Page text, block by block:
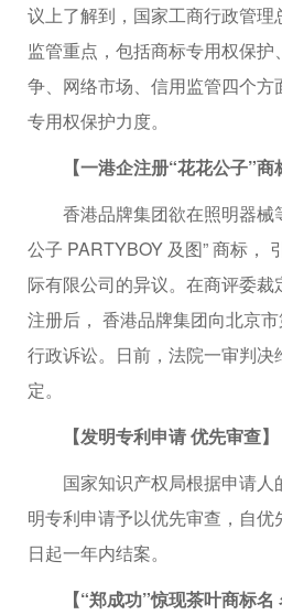
议上了解到，国家工商行政管
监管重点，包括商标专用权保
争、网络市场、信用监管四个
专用权保护力度。
【一港企注册“花花公子”商
香港品牌集团欲在照明器械
公子 PARTYBOY 及图” 商标，
际有限公司的异议。在商评委
注册后， 香港品牌集团向北京
行政诉讼。日前，法院一审判
定。
【发明专利申请 优先审查】
国家知识产权局根据申请人
明专利申请予以优先审查，自优
日起一年内结案。
【“郑成功”惊现茶叶商标名